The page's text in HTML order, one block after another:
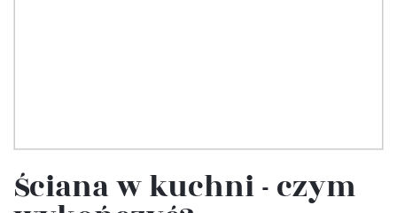
Ściana w kuchni - czym